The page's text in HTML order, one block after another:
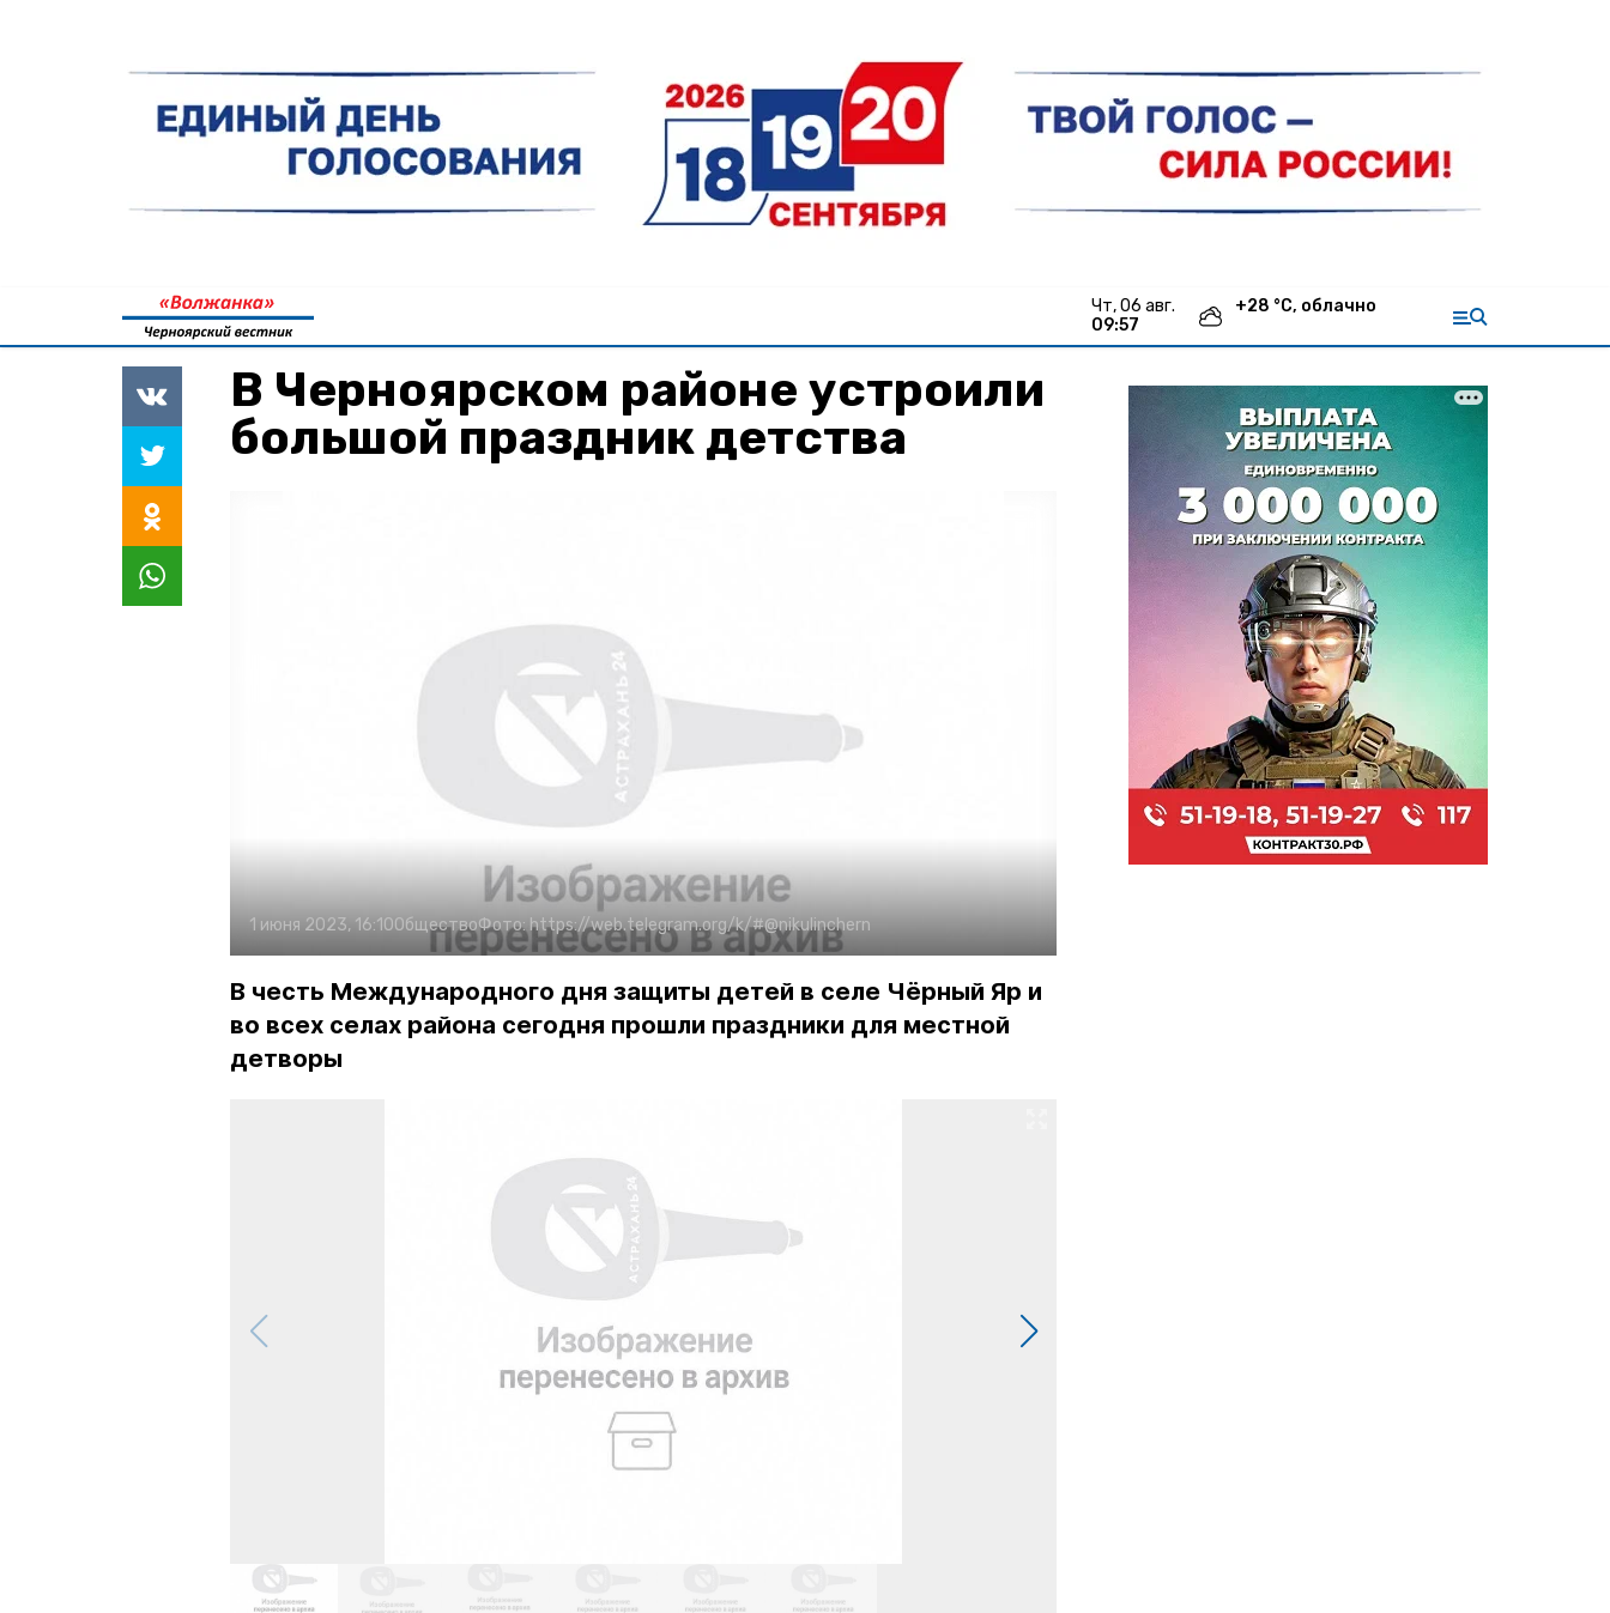
чт, 06 авг.
09:57
+28 °С, облачно
В Черноярском районе устроили
большой праздник детства
1 июня 2023, 16:10ОбществоФото: https://web.telegram.org/k/#@nikulinchern
В честь Международного дня защиты детей в селе Чёрный Яр и
во всех селах района сегодня прошли праздники для местной
детворы